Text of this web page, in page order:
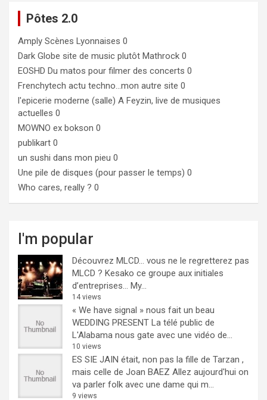
Pôtes 2.0
Amply Scènes Lyonnaises 0
Dark Globe site de music plutôt Mathrock 0
EOSHD Du matos pour filmer des concerts 0
Frenchytech actu techno…mon autre site 0
l'epicerie moderne (salle) A Feyzin, live de musiques
actuelles 0
MOWNO ex bokson 0
publikart 0
un sushi dans mon pieu 0
Une pile de disques (pour passer le temps) 0
Who cares, really ? 0
I'm popular
Découvrez MLCD… vous ne le regretterez pas
MLCD ? Kesako ce groupe aux initiales
d’entreprises… My...
14 views
« We have signal » nous fait un beau
WEDDING PRESENT La télé public de
L'Alabama nous gate avec une vidéo de...
10 views
ES SIE JAIN était, non pas la fille de Tarzan ,
mais celle de Joan BAEZ Allez aujourd'hui on
va parler folk avec une dame qui m...
9 views